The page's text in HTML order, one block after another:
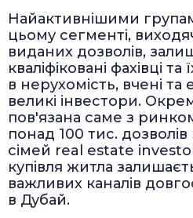
Найактивнішими
цьому сегменті,
виданих дозволів,
кваліфіковані фахівці та
в нерухомість, вчені
великі інвестори.
пов'язана саме з
понад 100 тис.
сімей real estate
купівля житла
важливих каналів
в Дубай.